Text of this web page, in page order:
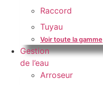
Raccord
Tuyau
Voir toute la gamme
Gestion
de l’eau
Arroseur